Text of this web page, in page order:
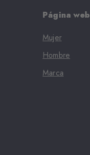
Página web
Mujer
Hombre
Marca